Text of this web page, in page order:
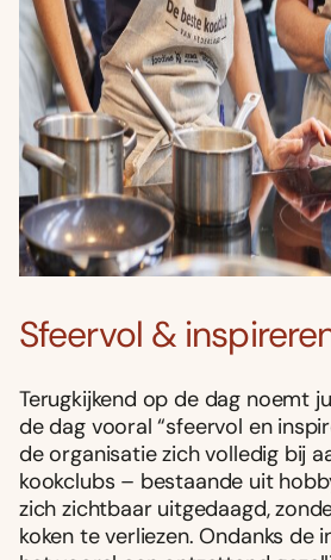
Sfeervol &
Terugkijkend op de dag noemt
de dag vooral “sfeervol en
de organisatie zich volledig bij
kookclubs – bestaande uit
zich zichtbaar uitgedaagd,
koken te verliezen. Ondanks de